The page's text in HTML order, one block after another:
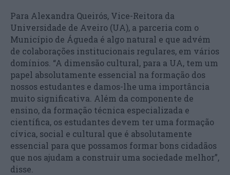
Para Alexandra Queirós, Vice-Reitora da
Universidade de Aveiro (UA), a parceria com o
Município de Águeda é algo natural e que advém
de colaborações institucionais regulares, em vários
domínios. “A dimensão cultural, para a UA, tem um
papel absolutamente essencial na formação dos
nossos estudantes e damos-lhe uma importância
muito significativa. Além da componente de
ensino, da formação técnica especializada e
científica, os estudantes devem ter uma formação
cívica, social e cultural que é absolutamente
essencial para que possamos formar bons cidadãos
que nos ajudam a construir uma sociedade melhor”,
disse.